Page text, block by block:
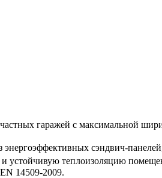
гаражей с максимальной
энергоэффективных сэндвич-
устойчивую теплоизоляцию
14509-2009.